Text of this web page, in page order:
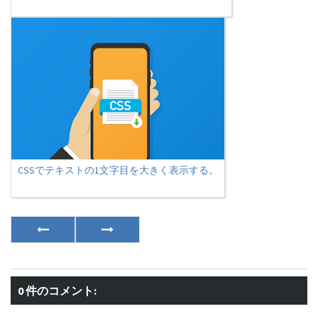
CSSでテキストの1文字目を大きく表示する。
0 件のコメント: